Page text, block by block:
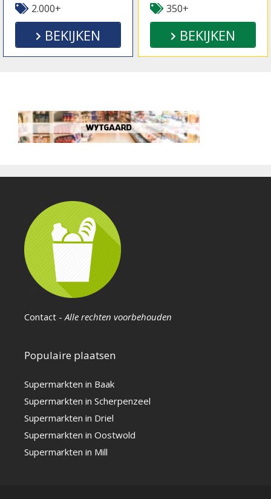
2.000+
BEKIJKEN
350+
BEKIJKEN
Contact - Alle rechten voorbehouden
Populaire plaatsen
Supermarkten in Baak
Supermarkten in Scherpenzeel
Supermarkten in Driel
Supermarkten in Oostwold
Supermarkten in Mill